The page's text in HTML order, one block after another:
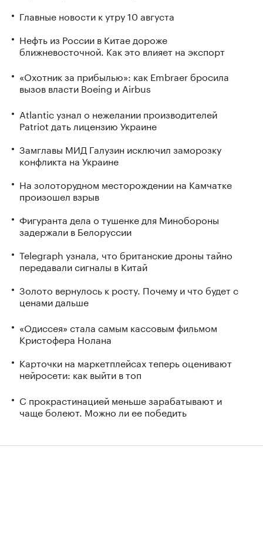
Главные новости к утру 10 августа
Нефть из России в Китае дороже
ближневосточной. Как это влияет на экспорт
«Охотник за прибылью»: как Embraer бросила
вызов власти Boeing и Airbus
Atlantic узнал о нежелании производителей
Patriot дать лицензию Украине
Замглавы МИД Галузин исключил заморозку
конфликта на Украине
На золоторудном месторождении на Камчатке
произошел взрыв
Фигуранта дела о тушенке для Минобороны
задержали в Белоруссии
Telegraph узнала, что британские дроны тайно
передавали сигналы в Китай
Золото вернулось к росту. Почему и что будет с
ценами дальше
«Одиссея» стала самым кассовым фильмом
Кристофера Нолана
Карточки на маркетплейсах теперь оценивают
нейросети: как выйти в топ
С прокрастинацией меньше зарабатывают и
чаще болеют. Можно ли ее победить